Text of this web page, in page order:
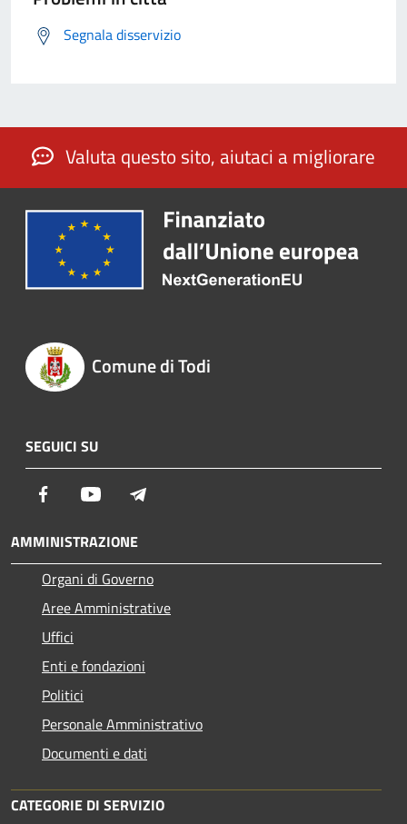
Segnala disservizio
Valuta questo sito, aiutaci a migliorare
Comune di Todi
SEGUICI SU
Facebook Youtube
AMMINISTRAZIONE
Organi di Governo
Aree Amministrative
Uffici
Enti e fondazioni
Politici
Personale Amministrativo
Documenti e dati
CATEGORIE DI SERVIZIO